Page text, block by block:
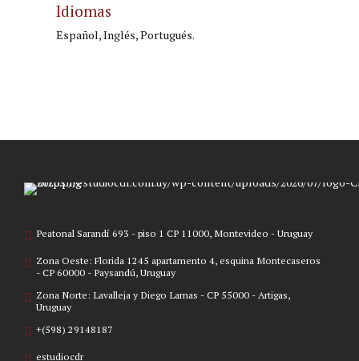
Idiomas
Español, Inglés, Portugués.
Peatonal Sarandí 693 - piso 1 CP 11000, Montevideo - Uruguay
Zona Oeste: Florida 1245 apartamento 4, esquina Montecaseros
- CP 60000 - Paysandú, Uruguay
Zona Norte: Lavalleja y Diego Lamas - CP 55000 - Artigas,
Uruguay
+(598) 29148187
estudiocdr